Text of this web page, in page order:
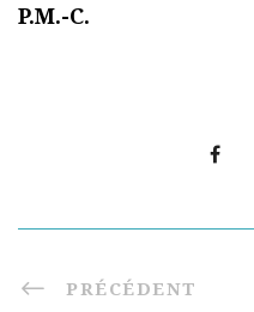
P.M.-C.
PRÉCÉDENT